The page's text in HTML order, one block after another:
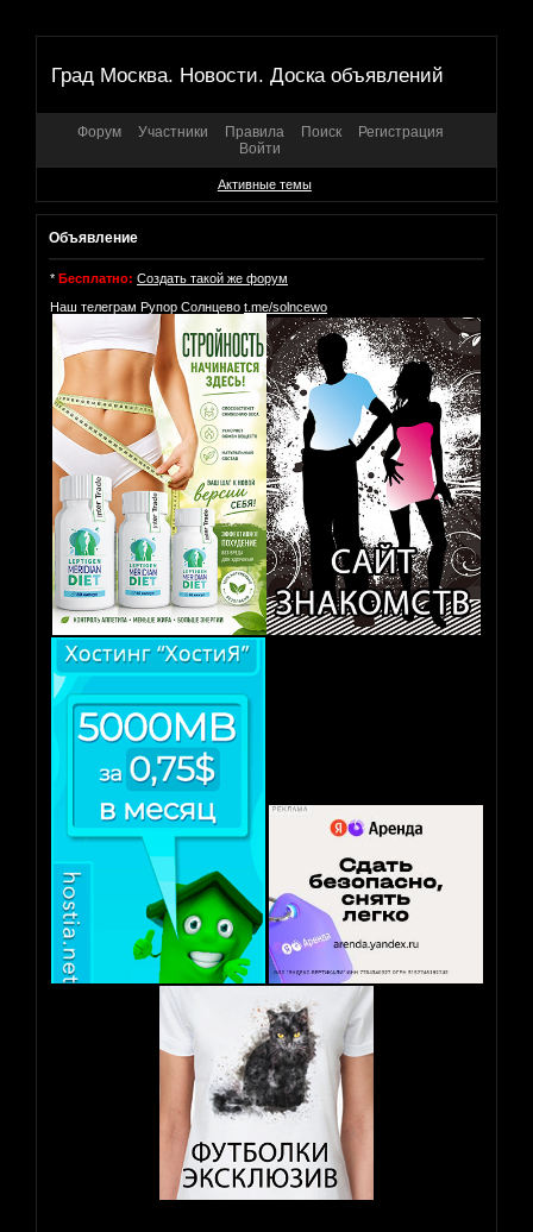
Град Москва. Новости. Доска объявлений
Форум Участники Правила Поиск
Регистрация
Войти
Активные темы
Объявление
* Бесплатно: Создать такой же форум
Наш телеграм Рупор Солнцево t.me/solncewo